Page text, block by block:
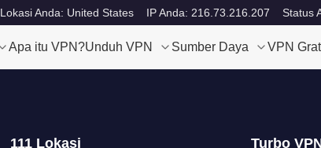
Lokasi Anda: United States IP Anda: 216.73.216.207 Status
Apa itu VPN?Unduh VPN Sumber Daya VPN
111 Lokasi Turbo